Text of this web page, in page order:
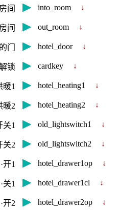
间 into_room ↓
间 out_room ↓
门 hotel_door ↓
锁 cardkey ↓
暖1 hotel_heating1 ↓
暖2 hotel_heating2 ↓
1 old_lightswitch1 ↓
关2 old_lightswitch2 ↓
开1 hotel_drawer1op ↓
关1 hotel_drawer1cl ↓
开2 hotel_drawer2op ↓